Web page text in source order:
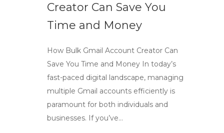
Creator Can Save You
Time and Money
How Bulk Gmail Account Creator Can
Save You Time and Money In today’s
fast-paced digital landscape, managing
multiple Gmail accounts efficiently is
paramount for both individuals and
businesses. If you’ve…